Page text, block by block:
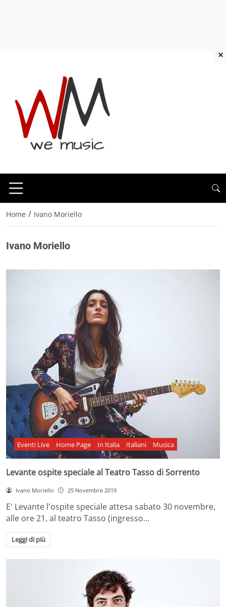
Home / Ivano Moriello
Ivano Moriello
Eventi Live Home Page In Italia Italiani Musica
Levante ospite speciale al Teatro Tasso di Sorrento
Ivano Moriello 25 Novembre 2019
E' Levante l'ospite speciale attesa sabato 30 novembre,
alle ore 21, al teatro Tasso (ingresso…
Leggi di più
×